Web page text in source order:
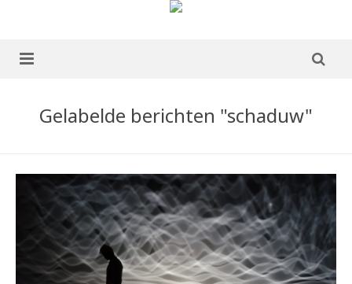
Boek te koop
blog
publicaties
Gelabelde berichten "schaduw"